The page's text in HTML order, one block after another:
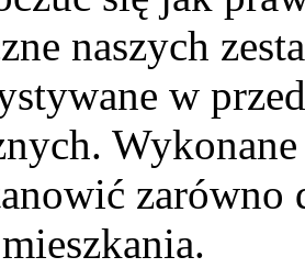
naszych
w
zarówno